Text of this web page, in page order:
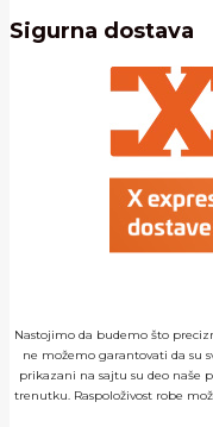
Sigurna dostava
Nastojimo da budemo što
ne možemo garantovati da su
prikazani na sajtu su deo naše
trenutku. Raspoloživost robe